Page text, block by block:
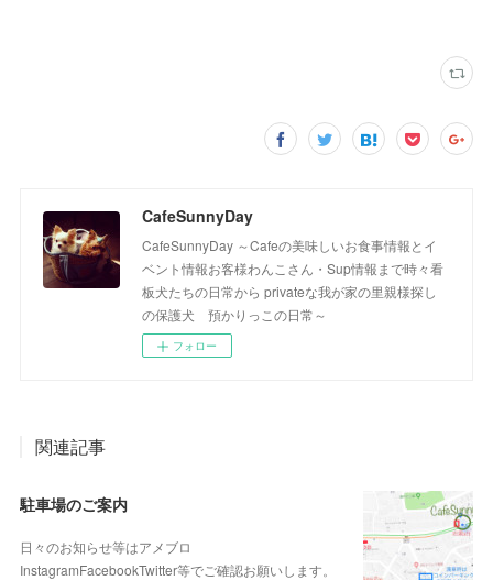
CafeSunnyDay
CafeSunnyDay ～Cafeの美味しいお食事情報とイ
ベント情報お客様わんこさん・Sup情報まで時々看
板犬たちの日常から privateな我が家の里親様探し
の保護犬 預かりっこの日常～
フォロー
関連記事
駐車場のご案内
日々のお知らせ等はアメブロ
InstagramFacebookTwitter等でご確認お願いします。